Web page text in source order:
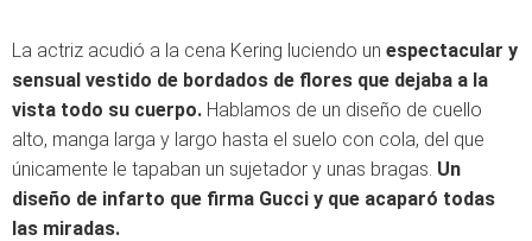
La actriz acudió a la cena Kering luciendo un espectacular y
sensual vestido de bordados de flores que dejaba a la
vista todo su cuerpo. Hablamos de un diseño de cuello
alto, manga larga y largo hasta el suelo con cola, del que
únicamente le tapaban un sujetador y unas bragas. Un
diseño de infarto que firma Gucci y que acaparó todas
las miradas.